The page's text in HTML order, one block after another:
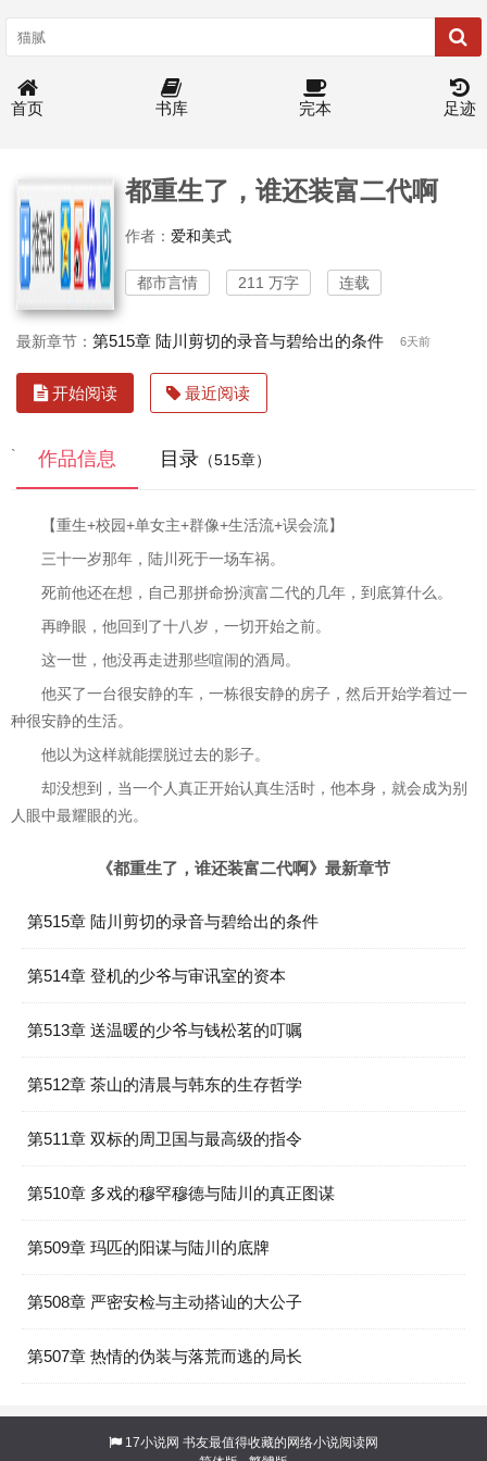
首页 书库 完本 足迹
都重生了，谁还装富二代啊
作者： 爱和美式
都市言情 211 万字 连载
最新章节： 第515章 陆川剪切的录音与碧给出的条件 6天前
开始阅读 最近阅读
` 作品信息 目录 （515章）
【重生+校园+单女主+群像+生活流+误会流】
三十一岁那年，陆川死于一场车祸。
死前他还在想，自己那拼命扮演富二代的几年，到底算什么。
再睁眼，他回到了十八岁，一切开始之前。
这一世，他没再走进那些喧闹的酒局。
他买了一台很安静的车，一栋很安静的房子，然后开始学着过一
种很安静的生活。
他以为这样就能摆脱过去的影子。
却没想到，当一个人真正开始认真生活时，他本身，就会成为别
人眼中最耀眼的光。
《都重生了，谁还装富二代啊》最新章节
第515章 陆川剪切的录音与碧给出的条件
第514章 登机的少爷与审讯室的资本
第513章 送温暖的少爷与钱松茗的叮嘱
第512章 茶山的清晨与韩东的生存哲学
第511章 双标的周卫国与最高级的指令
第510章 多戏的穆罕穆德与陆川的真正图谋
第509章 玛匹的阳谋与陆川的底牌
第508章 严密安检与主动搭讪的大公子
第507章 热情的伪装与落荒而逃的局长
17小说网 书友最值得收藏的网络小说阅读网